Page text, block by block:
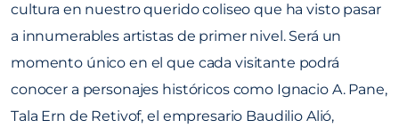
cultura en nuestro querido coliseo que ha visto pasar
a innumerables artistas de primer nivel. Será un
momento único en el que cada visitante podrá
conocer a personajes históricos como Ignacio A. Pane,
Tala Ern de Retivof, el empresario Baudilio Alió,